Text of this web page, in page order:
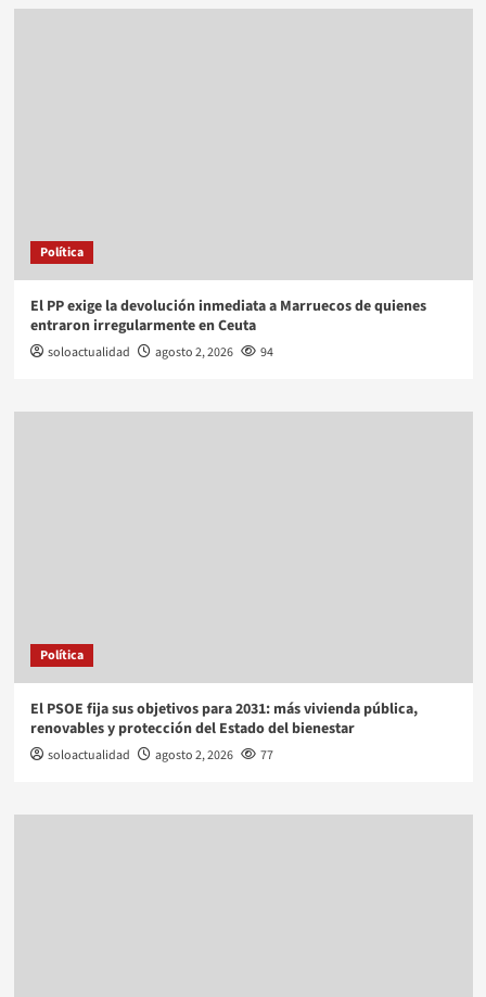
Política
El PP exige la devolución inmediata a Marruecos de quienes
entraron irregularmente en Ceuta
soloactualidad agosto 2, 2026 94
Política
El PSOE fija sus objetivos para 2031: más vivienda pública,
renovables y protección del Estado del bienestar
soloactualidad agosto 2, 2026 77